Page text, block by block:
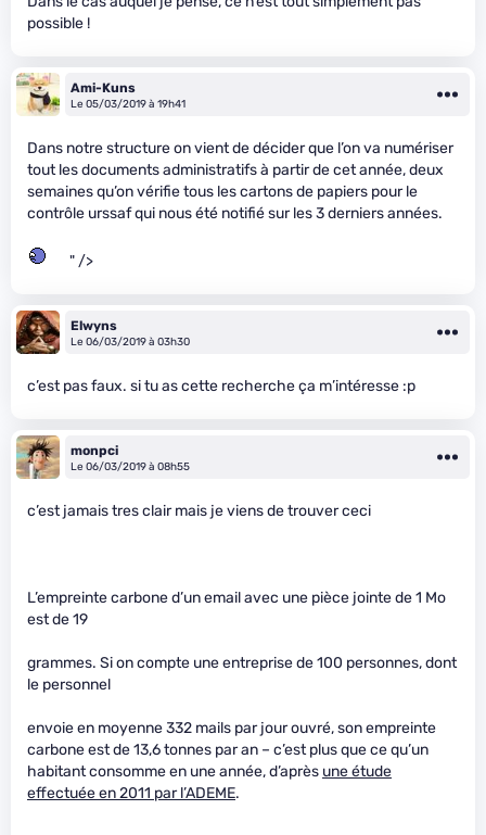
possible !
Ami-Kuns
Le 05/03/2019 à 19h41
Dans notre structure on vient de décider que l’on va numériser
tout les documents administratifs à partir de cet année, deux
semaines qu’on vérifie tous les cartons de papiers pour le
contrôle urssaf qui nous été notifié sur les 3 derniers années.
" />
Elwyns
Le 06/03/2019 à 03h30
c’est pas faux. si tu as cette recherche ça m’intéresse :p
monpci
Le 06/03/2019 à 08h55
c’est jamais tres clair mais je viens de trouver ceci
L’empreinte carbone d’un email avec une pièce jointe de 1 Mo
est de 19
grammes. Si on compte une entreprise de 100 personnes, dont
le personnel
envoie en moyenne 332 mails par jour ouvré, son empreinte
carbone est de 13,6 tonnes par an – c’est plus que ce qu’un
habitant consomme en une année, d’après une étude
effectuée en 2011 par l’ADEME.